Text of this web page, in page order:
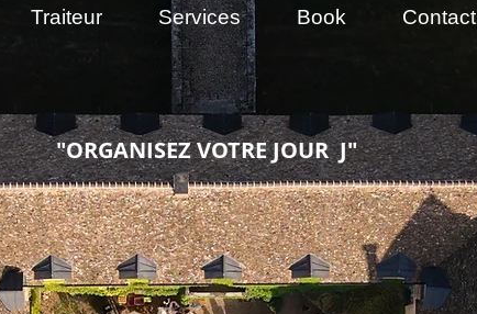
"ORGANISEZ VOTRE JOUR J"
Traiteur Services Book Contact